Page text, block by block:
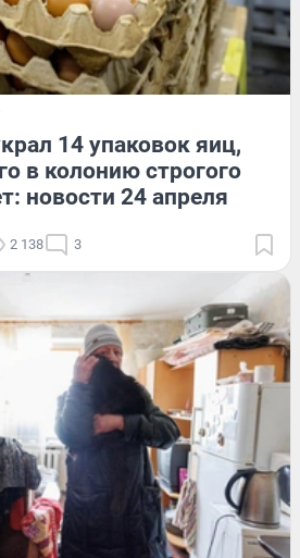
14 упаковок яиц,
в колонию строгого
новости 24 апреля
2 138 3